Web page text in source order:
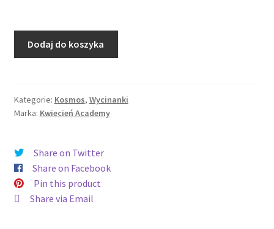
Dodaj do koszyka
Kategorie: Kosmos, Wycinanki
Marka: Kwiecień Academy
Share on Twitter
Share on Facebook
Pin this product
Share via Email